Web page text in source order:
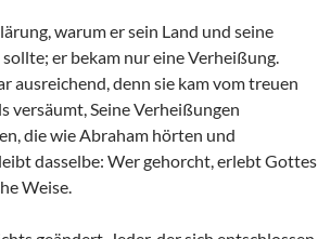
warum er sein Land und seine
er bekam nur eine Verheißung.
ausreichend, denn sie kam vom treuen
versäumt, Seine Verheißungen
die wie Abraham hörten und
dasselbe: Wer gehorcht, erlebt Gottes
Weise.